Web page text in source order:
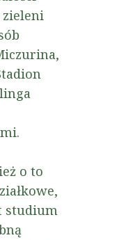
zieleni
o to
studium